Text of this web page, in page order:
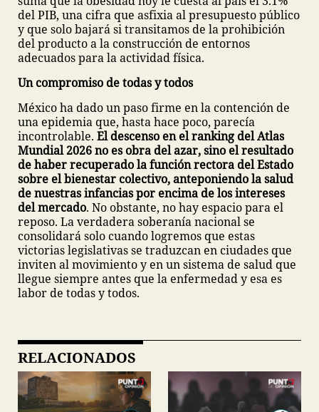
del PIB, una cifra que asfixia al presupuesto público
y que solo bajará si transitamos de la prohibición
del producto a la construcción de entornos
adecuados para la actividad física.
Un compromiso de todas y todos
México ha dado un paso firme en la contención de
una epidemia que, hasta hace poco, parecía
incontrolable. El descenso en el ranking del Atlas
Mundial 2026 no es obra del azar, sino el resultado
de haber recuperado la función rectora del Estado
sobre el bienestar colectivo, anteponiendo la salud
de nuestras infancias por encima de los intereses
del mercado. No obstante, no hay espacio para el
reposo. La verdadera soberanía nacional se
consolidará solo cuando logremos que estas
victorias legislativas se traduzcan en ciudades que
inviten al movimiento y en un sistema de salud que
llegue siempre antes que la enfermedad y esa es
labor de todas y todos.
RELACIONADOS